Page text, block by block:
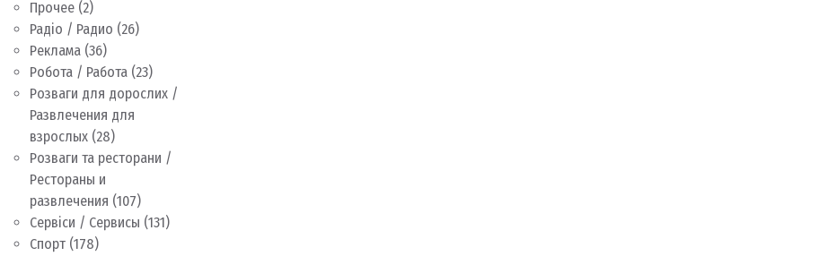
Прочее (2)
Радіо / Радио (26)
Реклама (36)
Робота / Работа (23)
Розваги для дорослих /
Развлечения для
взрослых (28)
Розваги та ресторани /
Рестораны и
развлечения (107)
Сервіси / Сервисы (131)
Спорт (178)